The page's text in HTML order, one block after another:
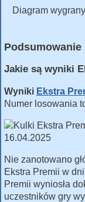
Diagram
Jakie są wyniki
Wyniki Ekstra
Numer losowania
Nie zanotowano
Ekstra Premii w
Premii wyniosła
uczestników gry